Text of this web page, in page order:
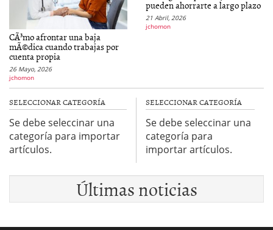
CÃ³mo afrontar una baja
mÃ©dica cuando trabajas por
cuenta propia
26 Mayo, 2026
jchomon
pueden ahorrarte a largo plazo
21 Abril, 2026
jchomon
SELECCIONAR CATEGORÍA
Se debe seleccinar una
categoría para importar
artículos.
SELECCIONAR CATEGORÍA
Se debe seleccinar una
categoría para
importar artículos.
Últimas noticias